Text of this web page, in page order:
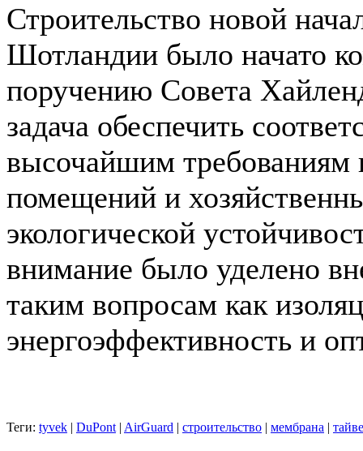
Строительство новой
Шотландии было начато
поручению Совета
задача обеспечить
высочайшим требованиям
помещений и
экологической
внимание было уделено
таким вопросам как
энергоэффективность и
Теги: tyvek | DuPont | AirGuard | строительство | мембрана |